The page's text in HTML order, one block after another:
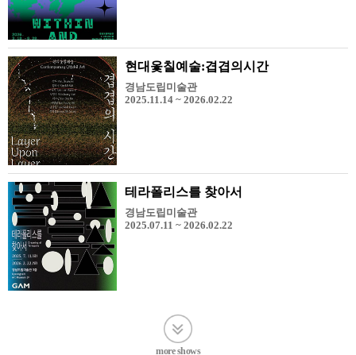
현대옻칠예술:겹겹의시간
경남도립미술관
2025.11.14 ~ 2026.02.22
테라폴리스를 찾아서
경남도립미술관
2025.07.11 ~ 2026.02.22
more shows